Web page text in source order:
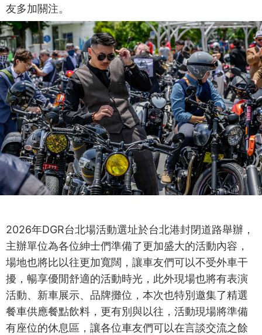
友多加關注。
2026年DGR台北場活動選址於台北港封閉道路舉辦，
主辦單位為各位紳士們準備了更加盛大的活動內容，
場地也將比以往更加寬闊，讓車友們可以不受外車干
擾，暢享優閒舒適的活動時光，此外現場也將有表演
活動、新車展示、品牌攤位，本次也特別邀集了精選
餐車供應餐點飲料，更有別與以往，活動現場將準備
有座位的休息區，讓各位車友們可以在言談交流之餘